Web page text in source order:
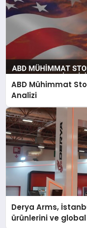
ABD Mühimmat
Analizi
Derya Arms,
ürünlerini ve